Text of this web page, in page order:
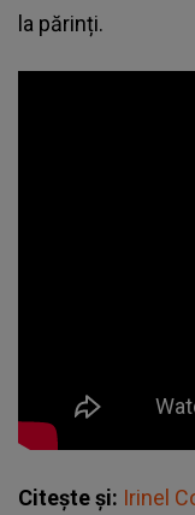
la părinți.
Citește și: Irinel